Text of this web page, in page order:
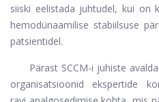
siiski eelistada juhtudel, kui on
hemodünaamilise stabiilsuse
patsientidel.
Pärast SCCM-i juhiste
organisatsioonid ekspertide